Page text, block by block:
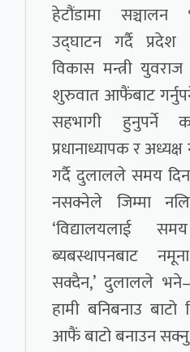
हेटौंडामा सञ्चालन
उद्घाटन गर्दै
विकास मन्त्री
शुरुवात आफैंबाट
सहभागी हुनुपर्ने
प्रधानाध्यापक र
गर्दै दुलालले समय
नसक्नेले जिम्मा
‘विद्यालयलाई
ब्यबस्थापनबाट
सक्दैन,’ दुलालले भने–
हामी बनिबनाउ
आफैं बाटो बनाउन सक्नु